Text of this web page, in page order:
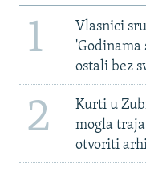
1
Vlasnici
ostali bez
2
Kurti u
mogla
otvoriti